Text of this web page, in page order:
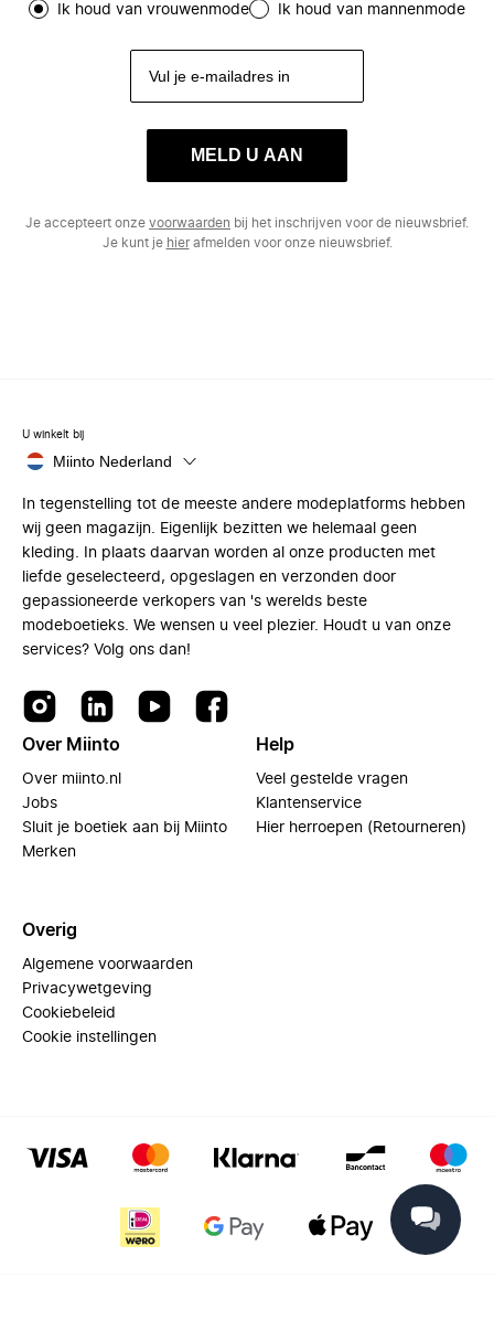
Ik houd van vrouwenmode Ik houd van mannenmode
MELD U AAN
Je accepteert onze voorwaarden bij het inschrijven voor de nieuwsbrief.
Je kunt je hierafmelden voor onze nieuwsbrief.
U winkelt bij
Miinto Nederland
In tegenstelling tot de meeste andere modeplatforms hebben
wij geen magazijn. Eigenlijk bezitten we helemaal geen
kleding. In plaats daarvan worden al onze producten met
liefde geselecteerd, opgeslagen en verzonden door
gepassioneerde verkopers van 's werelds beste
modeboetieks. We wensen u veel plezier. Houdt u van onze
services? Volg ons dan!
Over Miinto
Over miinto.nl
Jobs
Sluit je boetiek aan bij Miinto
Merken
Help
Veel gestelde vragen
Klantenservice
Hier herroepen (Retourneren)
Overig
Algemene voorwaarden
Privacywetgeving
Cookiebeleid
Cookie instellingen